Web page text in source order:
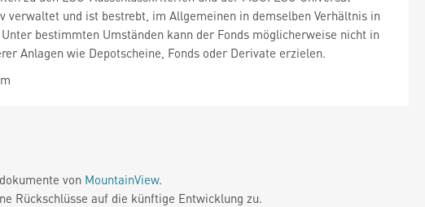
verwaltet und ist bestrebt, im Allgemeinen in demselben Verhältnis in
bestimmten Umständen kann der Fonds möglicherweise nicht in
Anlagen wie Depotscheine, Fonds oder Derivate erzielen.
von MountainView.
Rückschlüsse auf die künftige Entwicklung zu.